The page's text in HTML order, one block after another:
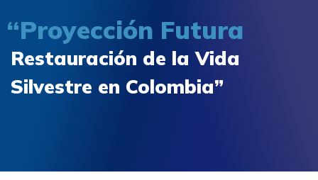
“Proyección Futura
Restauración de la Vida
Silvestre en Colombia”